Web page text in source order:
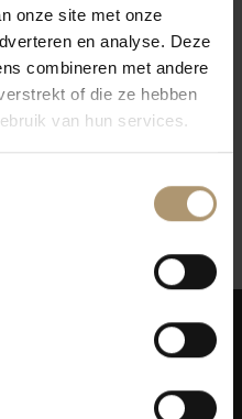
onze site met onze
en analyse. Deze
combineren met andere
of die ze hebben
van hun services.
Omstaan Wit Muskadel XI
Orange River Cellars
€23,25